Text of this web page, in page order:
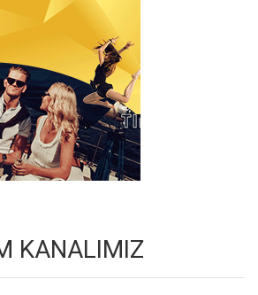
KANALIMIZ